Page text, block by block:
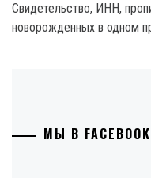
Свидетельство, ИНН,
новорожденных в одном
МЫ В FACEBOOK